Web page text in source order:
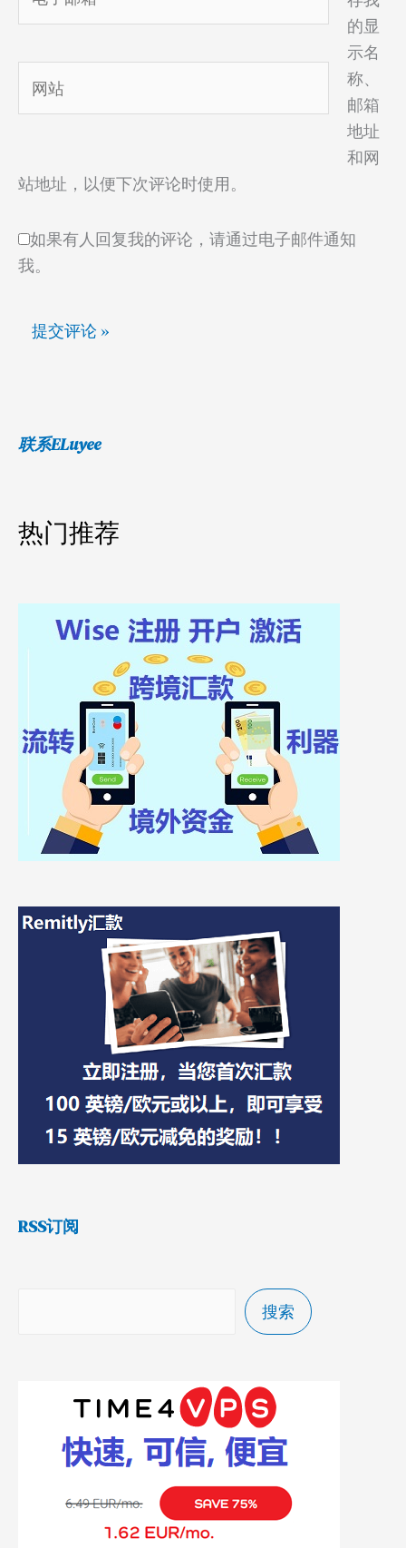
子
箱
站
的显
示名
称、
邮箱
地址
和网
站地址，以便下次评论时使用。
如果有人回复我的评论，请通过电子邮件通知
我。
联系ELuyee
热门推荐
RSS订阅
搜索